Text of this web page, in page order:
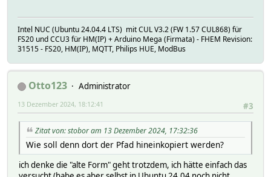
Intel NUC (Ubuntu 24.04.4 LTS) mit CUL V3.2 (FW 1.57 CUL868) für
FS20 und CCU3 für HM(IP) + Arduino Mega (Firmata) - FHEM Revision:
31515 - FS20, HM(IP), MQTT, Philips HUE, ModBus
Otto123
Administrator
#3
13 Dezember 2024, 18:12:41
Zitat von: stobor am 13 Dezember 2024, 17:32:36
Wie soll denn dort der Pfad hineinkopiert werden?
ich denke die "alte Form" geht trotzdem, ich hätte einfach das